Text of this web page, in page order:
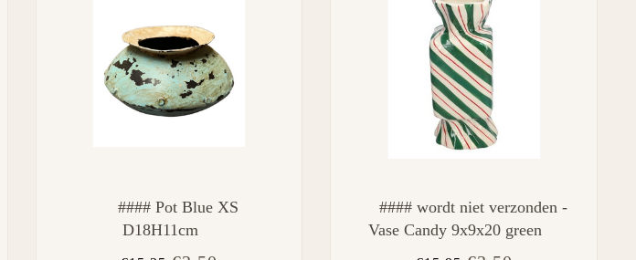
#### Pot Blue XS
D18H11cm
#### wordt niet verzonden -
Vase Candy 9x9x20 green